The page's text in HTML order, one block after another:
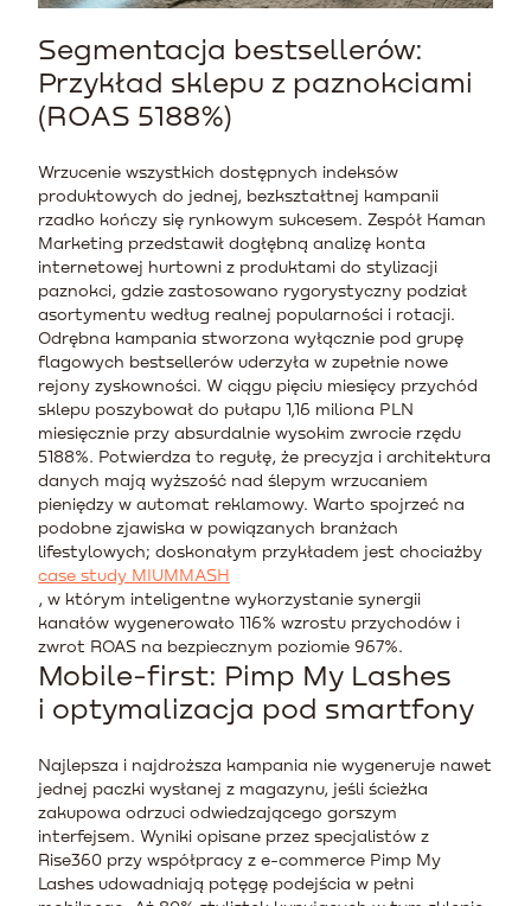
Segmentacja bestsellerów:
Przykład sklepu z paznokciami
(ROAS 5188%)
Wrzucenie wszystkich dostępnych indeksów
produktowych do jednej, bezkształtnej kampanii
rzadko kończy się rynkowym sukcesem. Zespół Kaman
Marketing przedstawił dogłębną analizę konta
internetowej hurtowni z produktami do stylizacji
paznokci, gdzie zastosowano rygorystyczny podział
asortymentu według realnej popularności i rotacji.
Odrębna kampania stworzona wyłącznie pod grupę
flagowych bestsellerów uderzyła w zupełnie nowe
rejony zyskowności. W ciągu pięciu miesięcy przychód
sklepu poszybował do pułapu 1,16 miliona PLN
miesięcznie przy absurdalnie wysokim zwrocie rzędu
5188%. Potwierdza to regułę, że precyzja i architektura
danych mają wyższość nad ślepym wrzucaniem
pieniędzy w automat reklamowy. Warto spojrzeć na
podobne zjawiska w powiązanych branżach
lifestylowych; doskonałym przykładem jest chociażby
case study MIUMMASH
, w którym inteligentne wykorzystanie synergii
kanałów wygenerowało 116% wzrostu przychodów i
zwrot ROAS na bezpiecznym poziomie 967%.
Mobile-first: Pimp My Lashes
i optymalizacja pod smartfony
Najlepsza i najdroższa kampania nie wygeneruje nawet
jednej paczki wysłanej z magazynu, jeśli ścieżka
zakupowa odrzuci odwiedzającego gorszym
interfejsem. Wyniki opisane przez specjalistów z
Rise360 przy współpracy z e-commerce Pimp My
Lashes udowadniają potęgę podejścia w pełni